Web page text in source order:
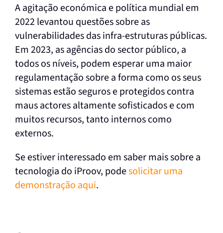
A agitação económica e política mundial em
2022 levantou questões sobre as
vulnerabilidades das infra-estruturas públicas.
Em 2023, as agências do sector público, a
todos os níveis, podem esperar uma maior
regulamentação sobre a forma como os seus
sistemas estão seguros e protegidos contra
maus actores altamente sofisticados e com
muitos recursos, tanto internos como
externos.
Se estiver interessado em saber mais sobre a
tecnologia do iProov, podesolicitar uma
demonstração aqui.